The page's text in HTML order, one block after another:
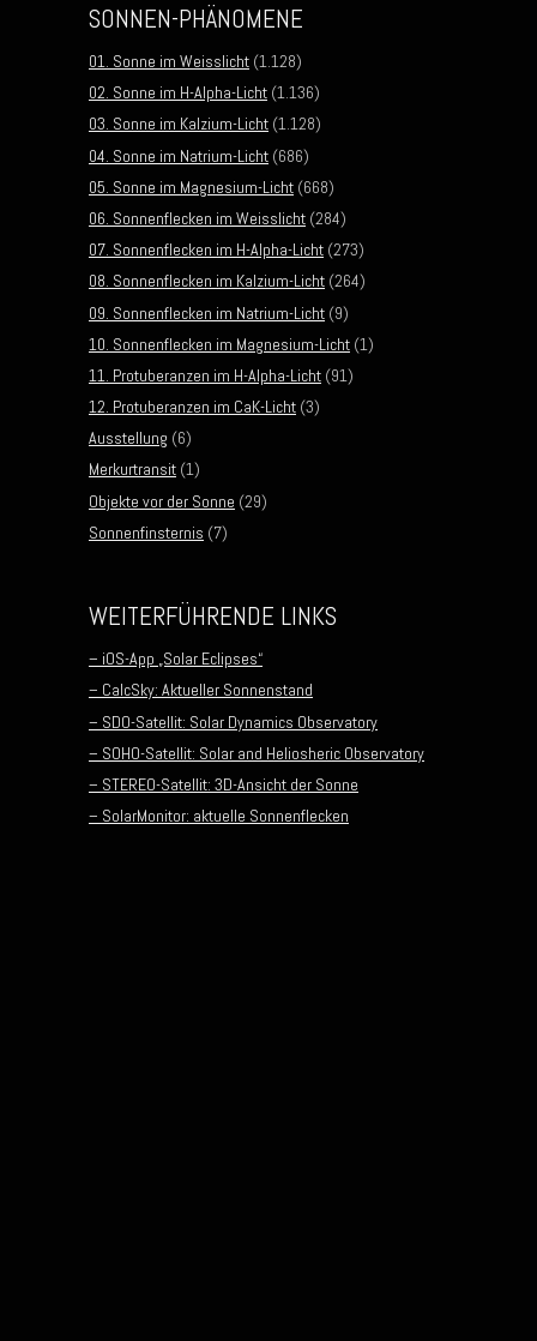
SONNEN-PHÄNOMENE
01. Sonne im Weisslicht (1.128)
02. Sonne im H-Alpha-Licht (1.136)
03. Sonne im Kalzium-Licht (1.128)
04. Sonne im Natrium-Licht (686)
05. Sonne im Magnesium-Licht (668)
06. Sonnenflecken im Weisslicht (284)
07. Sonnenflecken im H-Alpha-Licht (273)
08. Sonnenflecken im Kalzium-Licht (264)
09. Sonnenflecken im Natrium-Licht (9)
10. Sonnenflecken im Magnesium-Licht (1)
11. Protuberanzen im H-Alpha-Licht (91)
12. Protuberanzen im CaK-Licht (3)
Ausstellung (6)
Merkurtransit (1)
Objekte vor der Sonne (29)
Sonnenfinsternis (7)
WEITERFÜHRENDE LINKS
– iOS-App „Solar Eclipses“
– CalcSky: Aktueller Sonnenstand
– SDO-Satellit: Solar Dynamics Observatory
– SOHO-Satellit: Solar and Heliosheric Observatory
– STEREO-Satellit: 3D-Ansicht der Sonne
– SolarMonitor: aktuelle Sonnenflecken